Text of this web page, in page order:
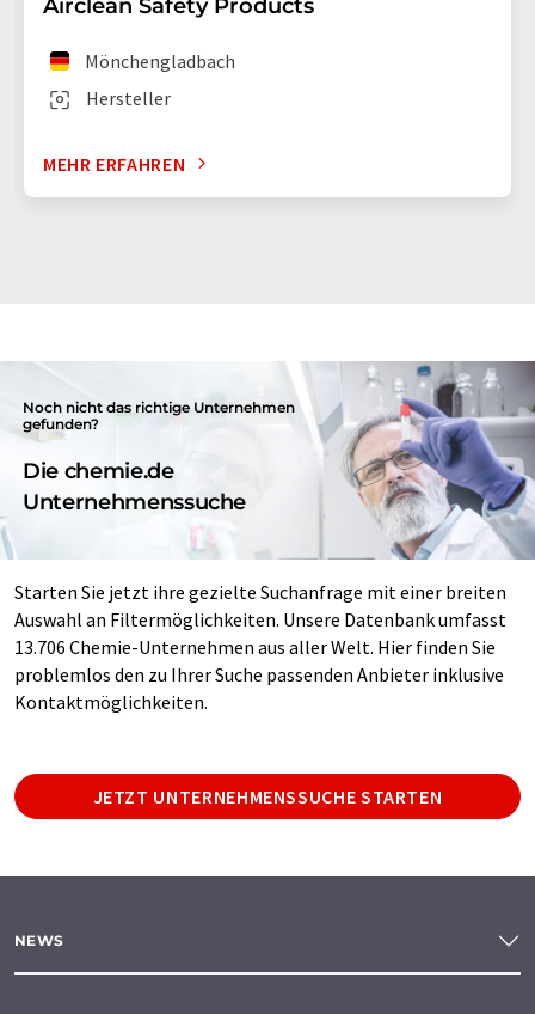
Airclean Safety Products
Hersteller
Mönchengladbach
MEHR ERFAHREN
Noch nicht das richtige Unternehmen
gefunden?
Die chemie.de
Unternehmenssuche
Starten Sie jetzt ihre gezielte Suchanfrage mit einer breiten
Auswahl an Filtermöglichkeiten. Unsere Datenbank umfasst
13.706 Chemie-Unternehmen aus aller Welt. Hier finden Sie
problemlos den zu Ihrer Suche passenden Anbieter inklusive
Kontaktmöglichkeiten.
JETZT UNTERNEHMENSSUCHE STARTEN
NEWS